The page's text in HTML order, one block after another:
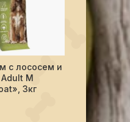
M Healthy Skin&Shiny
Сухой корм с лососем и инд.
с лососем и
M
3кг